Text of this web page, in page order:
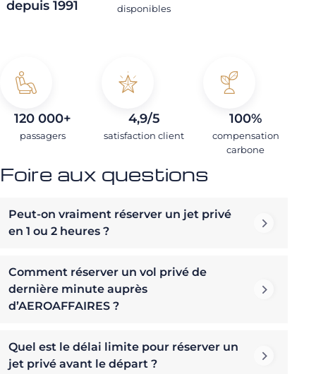
depuis 1991
disponibles
120 000+
passagers
4,9/5
satisfaction client
100%
compensation
carbone
Foire aux questions
Peut-on vraiment réserver un jet privé
en 1 ou 2 heures ?
Comment réserver un vol privé de
dernière minute auprès
d’AEROAFFAIRES ?
Quel est le délai limite pour réserver un
jet privé avant le départ ?